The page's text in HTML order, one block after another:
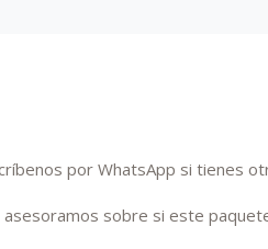
por WhatsApp si tienes
asesoramos sobre si este